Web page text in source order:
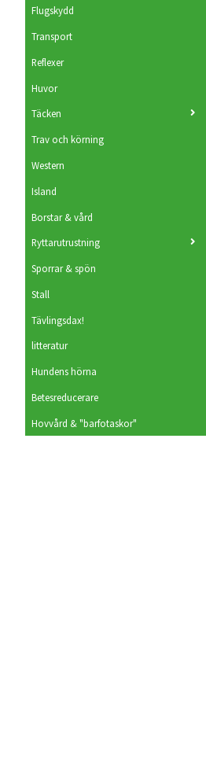
Flugskydd
Transport
Reflexer
Huvor
Täcken
Trav och körning
Western
Island
Borstar & vård
Ryttarutrustning
Sporrar & spön
Stall
Tävlingsdax!
litteratur
Hundens hörna
Betesreducerare
Hovvård & "barfotaskor"